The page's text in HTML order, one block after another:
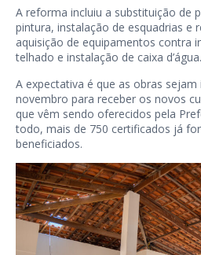
A reforma incluiu a substituição de
pintura, instalação de esquadrias e
aquisição de equipamentos contra
telhado e instalação de caixa d’água.
A expectativa é que as obras
novembro para receber os novos
que vêm sendo oferecidos pela
todo, mais de 750 certificados já
beneficiados.